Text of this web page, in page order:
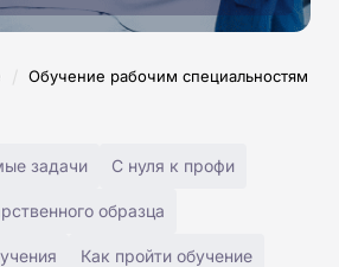
/ Обучение рабочим специальностям
задачи С нуля к профи
образца
Как пройти обучение